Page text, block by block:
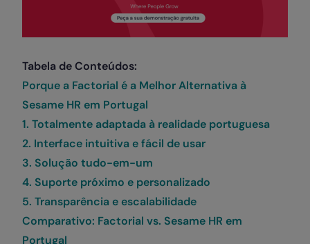
Tabela de Conteúdos:
Porque a Factorial é a Melhor Alternativa à
Sesame HR em Portugal
1. Totalmente adaptada à realidade portuguesa
2. Interface intuitiva e fácil de usar
3. Solução tudo-em-um
4. Suporte próximo e personalizado
5. Transparência e escalabilidade
Comparativo: Factorial vs. Sesame HR em
Portugal